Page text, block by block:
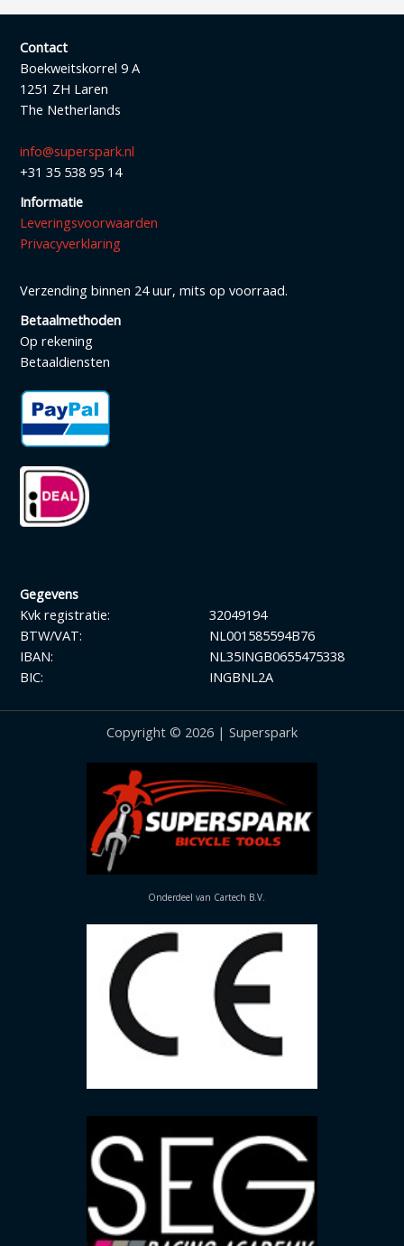
Contact
Boekweitskorrel 9 A
1251 ZH Laren
The Netherlands
info@superspark.nl
+31 35 538 95 14
Informatie
Leveringsvoorwaarden
Privacyverklaring
Verzending binnen 24 uur, mits op voorraad.
Betaalmethoden
Op rekening
Betaaldiensten
Gegevens
Kvk registratie:
BTW/VAT:
IBAN:
BIC:
32049194
NL001585594B76
NL35INGB0655475338
INGBNL2A
Copyright © 2026 | Superspark
Onderdeel van Cartech B.V.